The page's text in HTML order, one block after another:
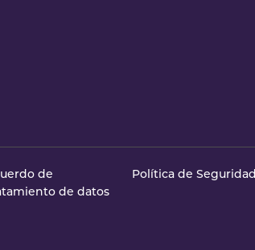
de
de datos
Política de Seguridad